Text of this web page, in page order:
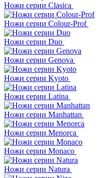
Ножи серии Clasica
Ножи серии Colour-Prof
Ножи серии Duo
Ножи серии Genova
Ножи серии Kyoto
Ножи серии Latina
Ножи серии Manhattan
Ножи серии Menorca
Ножи серии Monaco
Ножи серии Natura